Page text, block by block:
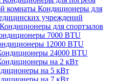
комнаты Кондиционеры для
учреждений
Кондиционеры для спортзалов
7000 BTU
12000 BTU
24000 BTU
на 2 кВт
на 5 кВт
на 7 кВт